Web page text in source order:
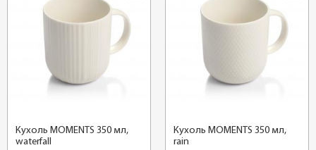
Кухоль MOMENTS 350 мл,
waterfall
Кухоль MOMENTS 350 мл,
rain